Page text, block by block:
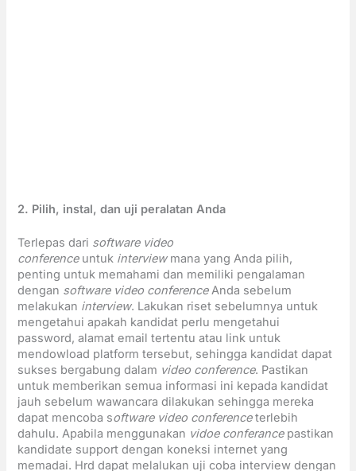
2. Pilih, instal, dan uji peralatan Anda
Terlepas dari software video
conferenceuntuk interviewmana yang Anda pilih,
penting untuk memahami dan memiliki pengalaman
dengan software video conferenceAnda sebelum
melakukan interview. Lakukan riset sebelumnya untuk
mengetahui apakah kandidat perlu mengetahui
password, alamat email tertentu atau link untuk
mendowload platform tersebut, sehingga kandidat dapat
sukses bergabung dalam video conference. Pastikan
untuk memberikan semua informasi ini kepada kandidat
jauh sebelum wawancara dilakukan sehingga mereka
dapat mencoba software video conferenceterlebih
dahulu. Apabila menggunakan vidoe conferancepastikan
kandidate support dengan koneksi internet yang
memadai. Hrd dapat melalukan uji coba interview dengan